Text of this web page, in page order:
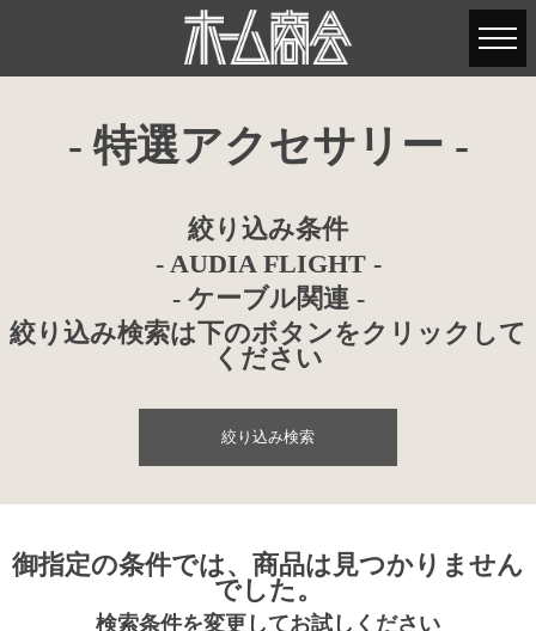
- 特選アクセサリー -
絞り込み条件
- AUDIA FLIGHT -
- ケーブル関連 -
絞り込み検索は下のボタンをクリックして
ください
絞り込み検索
御指定の条件では、商品は見つかりません
でした。
検索条件を変更してお試しください